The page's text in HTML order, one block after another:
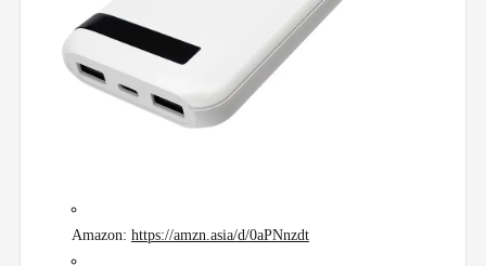
Amazon: https://amzn.asia/d/0aPNnzdt